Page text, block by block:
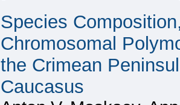
Species
Chromosomal
the Crimean
Caucasus